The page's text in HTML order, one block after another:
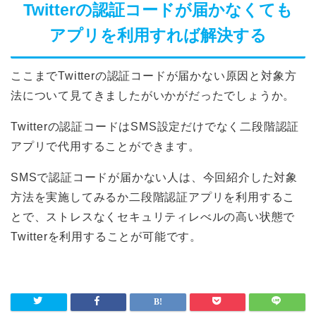
Twitterの認証コードが届かなくても
アプリを利用すれば解決する
ここまでTwitterの認証コードが届かない原因と対象方
法について見てきましたがいかがだったでしょうか。
Twitterの認証コードはSMS設定だけでなく二段階認証
アプリで代用することができます。
SMSで認証コードが届かない人は、今回紹介した対象
方法を実施してみるか二段階認証アプリを利用するこ
とで、ストレスなくセキュリティレべルの高い状態で
Twitterを利用することが可能です。